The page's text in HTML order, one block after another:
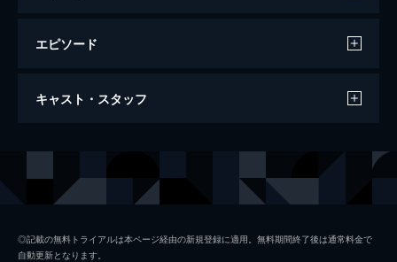
エピソード
IMMACULATE 聖なる胎動
キャスト・スタッフ
アルバロ・モルテ
◎記載の無料トライアルは本ページ経由の新規登録に適用。無料期間終了後は通常料金で
自動更新となります。